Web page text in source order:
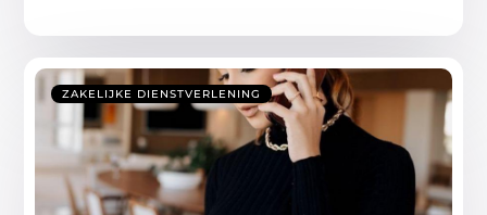
ZAKELIJKE DIENSTVERLENING